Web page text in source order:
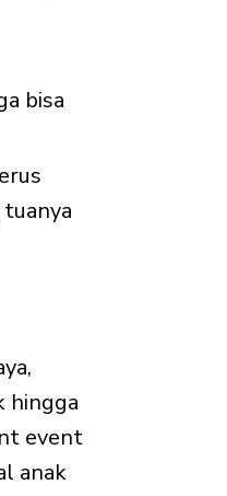
bisa
hingga
event
anak